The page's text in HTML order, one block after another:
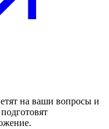
на ваши вопросы и